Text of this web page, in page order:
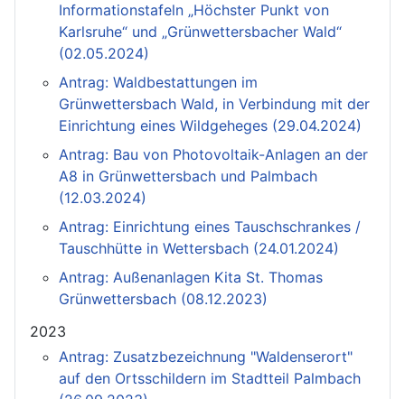
Informationstafeln „Höchster Punkt von
Karlsruhe“ und „Grünwettersbacher Wald“
(02.05.2024)
Antrag: Waldbestattungen im
Grünwettersbach Wald, in Verbindung mit der
Einrichtung eines Wildgeheges (29.04.2024)
Antrag: Bau von Photovoltaik-Anlagen an der
A8 in Grünwettersbach und Palmbach
(12.03.2024)
Antrag: Einrichtung eines Tauschschrankes /
Tauschhütte in Wettersbach (24.01.2024)
Antrag: Außenanlagen Kita St. Thomas
Grünwettersbach (08.12.2023)
2023
Antrag: Zusatzbezeichnung "Waldenserort"
auf den Ortsschildern im Stadtteil Palmbach